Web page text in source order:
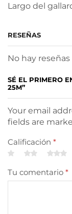
Largo del
RESEÑAS
No hay reseñas
SÉ EL PRIMERO
25M”
Your email
fields are
Calificación *
Tu comentario *